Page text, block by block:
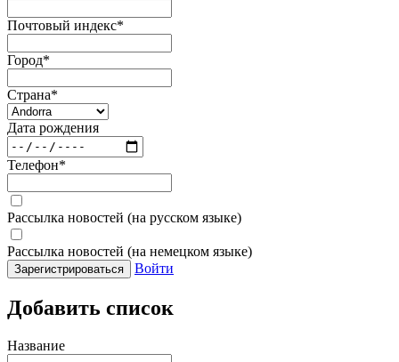
Почтовый индекс*
Город*
Страна*
Дата рождения
Телефон*
Рассылка новостей (на русском языке)
Рассылка новостей (на немецком языке)
Зарегистрироваться Войти
Добавить список
Название